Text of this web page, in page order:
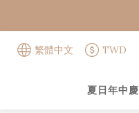
繁體中文 TWD
夏日年中慶